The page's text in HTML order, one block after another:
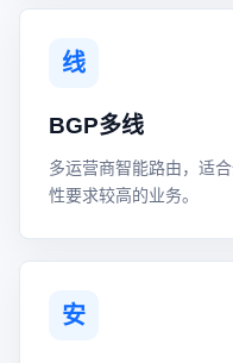
线
BGP多线
多运营商智能路由，适
性要求较高的业务。
安